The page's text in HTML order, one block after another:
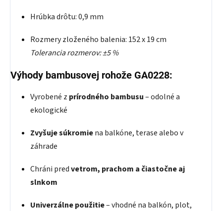
Hrúbka drôtu: 0,9 mm
Rozmery zloženého balenia: 152 x 19 cm
Tolerancia rozmerov: ±5 %
Výhody bambusovej rohože GA0228:
Vyrobené z prírodného bambusu– odolné a
ekologické
Zvyšuje súkromiena balkóne, terase alebo v
záhrade
Chráni predvetrom, prachom a čiastočne aj
slnkom
Univerzálne použitie– vhodné na balkón, plot,